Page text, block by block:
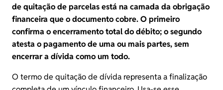
de quitação de parcelasestá na camada da obrigação
financeira que o documento cobre. O primeiro
confirma o encerramento total do débito; o segundo
atesta o pagamento de uma ou mais partes, sem
encerrar a dívida como um todo.
O termo de quitação de dívida representa a finalização